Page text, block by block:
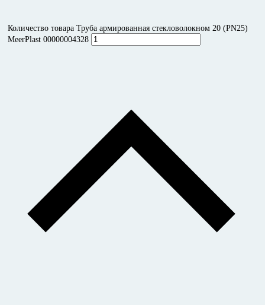
Количество товара Труба армированная стекловолокном 20 (PN25)
MeerPlast 00000004328